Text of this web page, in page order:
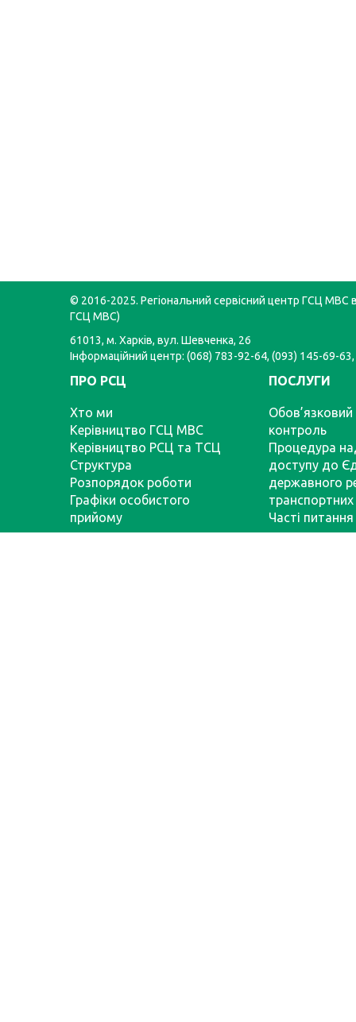
© 2016-2025. Регіональний сервісний центр ГСЦ МВС в
ГСЦ МВС)
61013, м. Харків, вул. Шевченка, 26
Інформаційний центр: (068) 783-92-64, (093) 145-69-
ПРО РСЦ
Хто ми
Керівництво ГСЦ МВС
Керівництво РСЦ та ТСЦ
Структура
Розпорядок роботи
Графіки особистого
прийому
ПОСЛУГИ
Обов’язковий
контроль
Процедура
доступу до
державного
транспортних
Часті питання